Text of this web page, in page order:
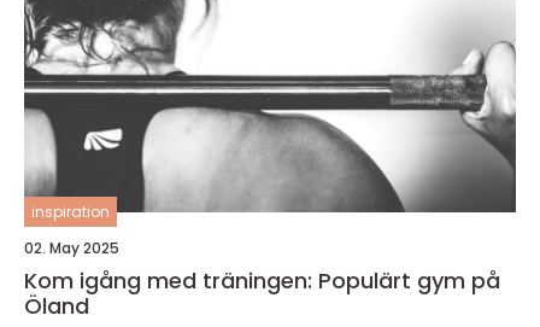
inspiration
02. May 2025
Kom igång med träningen: Populärt gym på
Öland